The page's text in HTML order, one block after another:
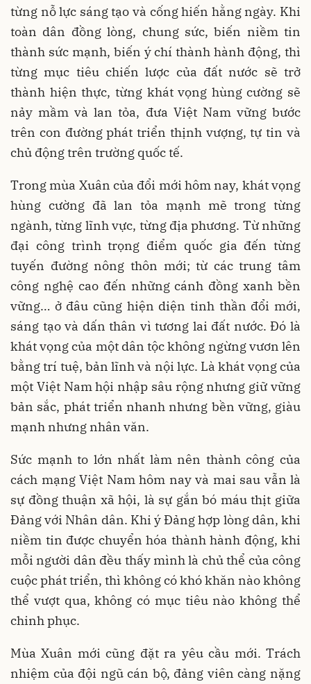
từng nỗ lực sáng tạo và cống hiến hằng ngày. Khi
toàn dân đồng lòng, chung sức, biến niềm tin
thành sức mạnh, biến ý chí thành hành động, thì
từng mục tiêu chiến lược của đất nước sẽ trở
thành hiện thực, từng khát vọng hùng cường sẽ
nảy mầm và lan tỏa, đưa Việt Nam vững bước
trên con đường phát triển thịnh vượng, tự tin và
chủ động trên trường quốc tế.
Trong mùa Xuân của đổi mới hôm nay, khát vọng
hùng cường đã lan tỏa mạnh mẽ trong từng
ngành, từng lĩnh vực, từng địa phương. Từ những
đại công trình trọng điểm quốc gia đến từng
tuyến đường nông thôn mới; từ các trung tâm
công nghệ cao đến những cánh đồng xanh bền
vững… ở đâu cũng hiện diện tinh thần đổi mới,
sáng tạo và dấn thân vì tương lai đất nước. Đó là
khát vọng của một dân tộc không ngừng vươn lên
bằng trí tuệ, bản lĩnh và nội lực. Là khát vọng của
một Việt Nam hội nhập sâu rộng nhưng giữ vững
bản sắc, phát triển nhanh nhưng bền vững, giàu
mạnh nhưng nhân văn.
Sức mạnh to lớn nhất làm nên thành công của
cách mạng Việt Nam hôm nay và mai sau vẫn là
sự đồng thuận xã hội, là sự gắn bó máu thịt giữa
Đảng với Nhân dân. Khi ý Đảng hợp lòng dân, khi
niềm tin được chuyển hóa thành hành động, khi
mỗi người dân đều thấy mình là chủ thể của công
cuộc phát triển, thì không có khó khăn nào không
thể vượt qua, không có mục tiêu nào không thể
chinh phục.
Mùa Xuân mới cũng đặt ra yêu cầu mới. Trách
nhiệm của đội ngũ cán bộ, đảng viên càng nặng